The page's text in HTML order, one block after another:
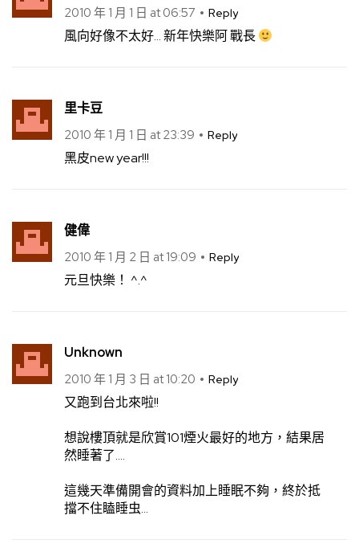
2010 年 1 月 1 日 at 06:57 Reply
風向好像不太好… 新年快樂阿 戰長
里卡豆
2010 年 1 月 1 日 at 23:39 Reply
黑皮new year!!!
健偉
2010 年 1 月 2 日 at 19:09 Reply
元旦快樂！ ^.^
Unknown
2010 年 1 月 3 日 at 10:20 Reply
又跑到台北來啦!!
想說樓頂就是欣賞101煙火最好的地方，結果居
然睡著了….
這幾天準備開會的資料加上睡眠不夠，終於抵
擋不住瞌睡虫…